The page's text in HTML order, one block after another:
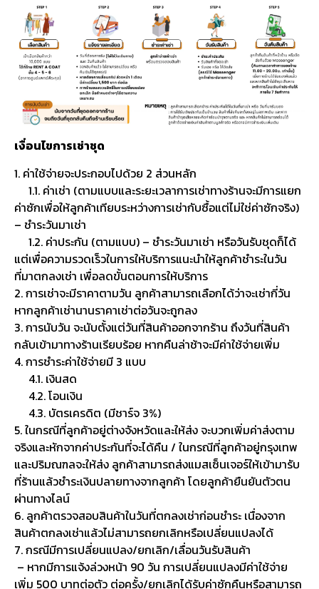
เงื่อนไขการเช่าชุด
1. ค่าใช้จ่ายจะประกอบไปด้วย 2 ส่วนหลัก
1.1. ค่าเช่า (ตามแบบและระยะเวลาการเช่าทางร้านจะมีการแยก
ค่าซักเพื่อให้ลูกค้าเทียบระหว่างการเช่ากับซื้อแต่ไม่ใช่ค่าซักจริง)
– ชำระวันมาเช่า
1.2. ค่าประกัน (ตามแบบ) – ชำระวันมาเช่า หรือวันรับชุดก็ได้
แต่เพื่อความรวดเร็วในการให้บริการแนะนำให้ลูกค้าชำระในวัน
ที่มาตกลงเช่า เพื่อลดขั้นตอนการให้บริการ
2. การเช่าจะมีราคาตามวัน ลูกค้าสามารถเลือกได้ว่าจะเช่ากี่วัน
หากลูกค้าเช่านานราคาเช่าต่อวันจะถูกลง
3. การนับวัน จะนับตั้งแต่วันที่สินค้าออกจากร้าน ถึงวันที่สินค้า
กลับเข้ามาทางร้านเรียบร้อย หากคืนล่าช้าจะมีค่าใช้จ่ายเพิ่ม
4. การชำระค่าใช้จ่ายมี 3 แบบ
4.1. เงินสด
4.2. โอนเงิน
4.3. บัตรเครดิต (มีชาร์จ 3%)
5. ในกรณีที่ลูกค้าอยู่ต่างจังหวัดและให้ส่ง จะบวกเพิ่มค่าส่งตาม
จริงและหักจากค่าประกันที่จะได้คืน / ในกรณีที่ลูกค้าอยู่กรุงเทพ
และปริมณฑลจะให้ส่ง ลูกค้าสามารถส่งแมสเซ็นเจอร์ให้เข้ามารับ
ที่ร้านแล้วชำระเงินปลายทางจากลูกค้า โดยลูกค้ายืนยันตัวตน
ผ่านทางไลน์
6. ลูกค้าตรวจสอบสินค้าในวันที่ตกลงเช่าก่อนชำระ เนื่องจาก
สินค้าตกลงเช่าแล้วไม่สามารถยกเลิกหรือเปลี่ยนแปลงได้
7. กรณีมีการเปลี่ยนแปลง/ยกเลิก/เลื่อนวันรับสินค้า
– หากมีการแจ้งล่วงหน้า 90 วัน การเปลี่ยนแปลงมีค่าใช้จ่าย
เพิ่ม 500 บาทต่อตัว ต่อครั้ง/ยกเลิกได้รับค่าซักคืนหรือสามารถ